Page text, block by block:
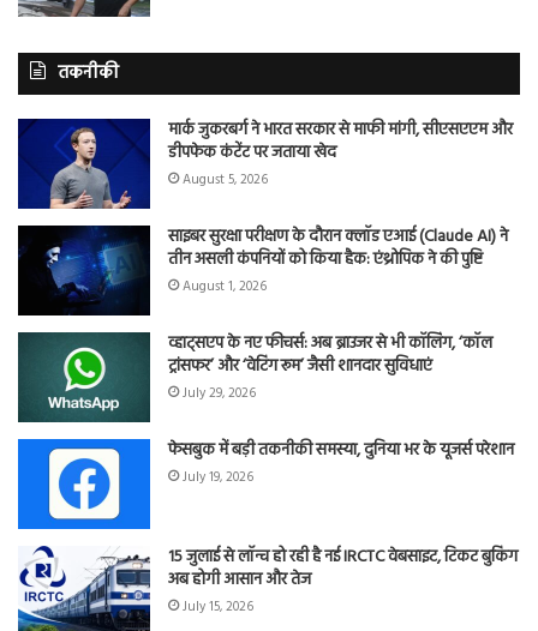
तकनीकी
मार्क जुकरबर्ग ने भारत सरकार से माफी मांगी, सीएसएएम और
डीपफेक कंटेंट पर जताया खेद
August 5, 2026
साइबर सुरक्षा परीक्षण के दौरान क्लॉड एआई (Claude AI) ने
तीन असली कंपनियों को किया हैक: एंथ्रोपिक ने की पुष्टि
August 1, 2026
व्हाट्सएप के नए फीचर्स: अब ब्राउजर से भी कॉलिंग, ‘कॉल
ट्रांसफर’ और ‘वेटिंग रूम’ जैसी शानदार सुविधाएं
July 29, 2026
फेसबुक में बड़ी तकनीकी समस्या, दुनिया भर के यूजर्स परेशान
July 19, 2026
15 जुलाई से लॉन्च हो रही है नई IRCTC वेबसाइट, टिकट बुकिंग
अब होगी आसान और तेज
July 15, 2026